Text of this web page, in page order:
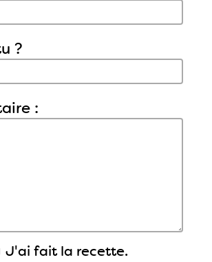
?
:
J'ai fait la recette.